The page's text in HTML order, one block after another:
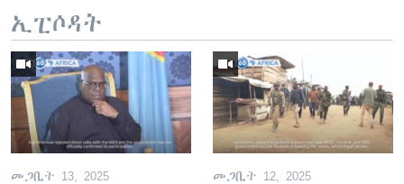
ኢፒሶዳት
መጋቢት 13, 2025 መጋቢት 12, 2025